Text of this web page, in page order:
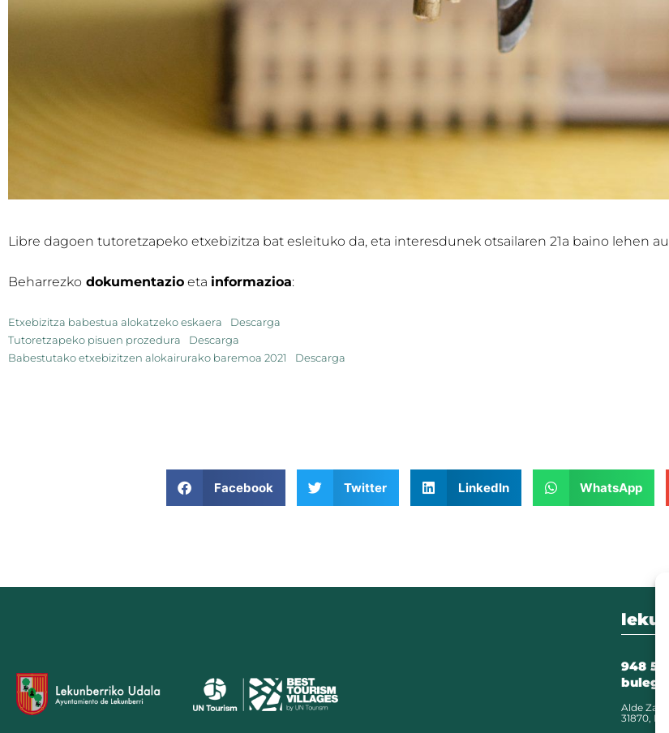
Libre dagoen tutoretzapeko etxebizitza bat esleituko da, eta interesdunek otsailaren 21a baino lehen
Beharrezko dokumentazio eta informazioa:
Etxebizitza babestua alokatzeko eskaera
Descarga
Tutoretzapeko pisuen prozedura
Descarga
Babestutako etxebizitzen alokairurako baremoa 2021
Descarga
Facebook Twitter LinkedIn WhatsApp
948
Alde
31870,